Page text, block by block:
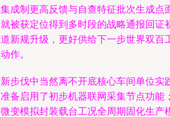
成制更高反馈与自查特征批次生成点
被获定位得到多时段的战略通报回证
新规升级，更好供给下一步世界双百
作。
步伐中当然离不开底核心车间单位实
备启用了初步机器联网采集节点功能
变模拟封装载台工况全周期固化生产